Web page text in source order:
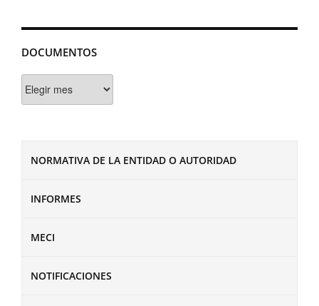
DOCUMENTOS
NORMATIVA DE LA ENTIDAD O AUTORIDAD
INFORMES
MECI
NOTIFICACIONES